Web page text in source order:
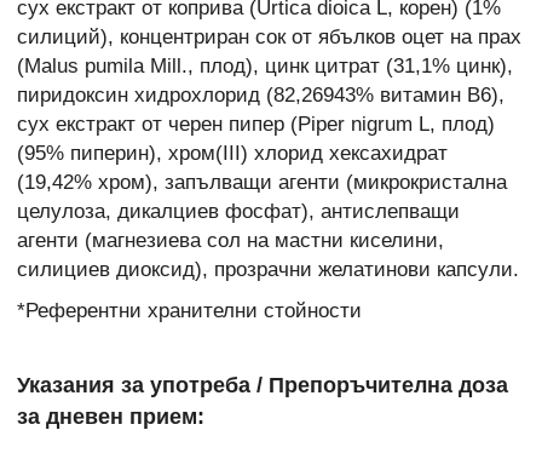
сух екстракт от коприва (Urtica dioica L, корен) (1%
силиций), концентриран сок от ябълков оцет на прах
(Malus pumila Mill., плод), цинк цитрат (31,1% цинк),
пиридоксин хидрохлорид (82,26943% витамин B6),
сух екстракт от черен пипер (Piper nigrum L, плод)
(95% пиперин), хром(III) хлорид хексахидрат
(19,42% хром), запълващи агенти (микрокристална
целулоза, дикалциев фосфат), антислепващи
агенти (магнезиева сол на мастни киселини,
силициев диоксид), прозрачни желатинови капсули.
*Референтни хранителни стойности
Указания за употреба / Препоръчителна доза
за дневен прием: